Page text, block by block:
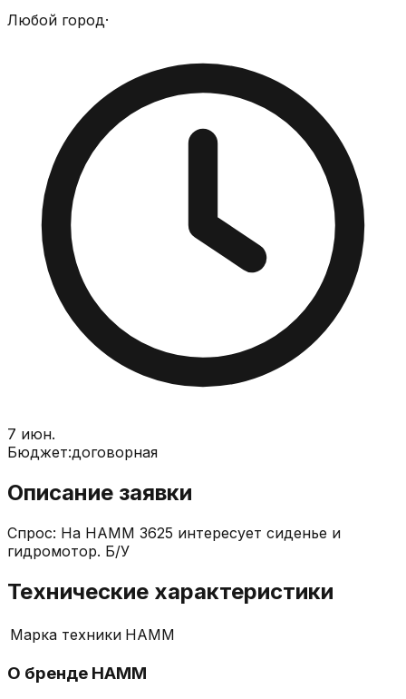
Любой город·
7 июн.
Бюджет:договорная
Описание заявки
Спрос: На HAMM 3625 интересует сиденье и
гидромотор. Б/У
Технические характеристики
Марка техники HAMM
О бренде HAMM